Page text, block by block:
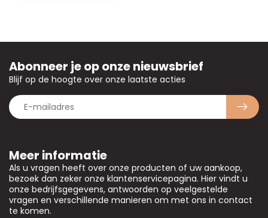
Meer informatie
Als u vragen heeft over onze producten of uw aankoop,
bezoek dan zeker onze klantenservicepagina. Hier vindt u
onze bedrijfsgegevens, antwoorden op veelgestelde
vragen en verschillende manieren om met ons in contact
te komen.
Abonneer je op onze nieuwsbrief
Blijf op de hoogte over onze laatste acties